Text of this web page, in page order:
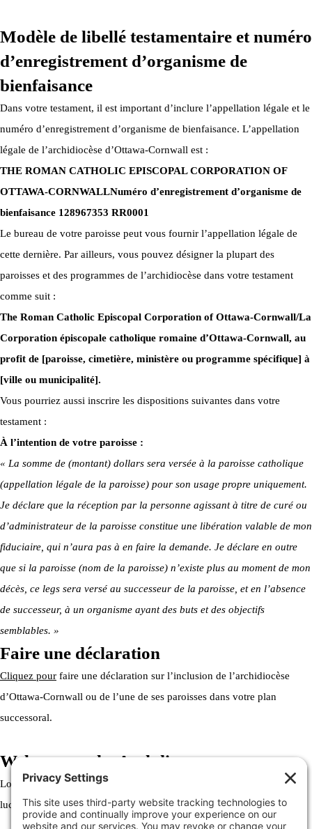
Modèle de libellé testamentaire et numéro
d’enregistrement d’organisme de
bienfaisance
Dans votre testament, il est important d’inclure l’appellation légale et le
numéro d’enregistrement d’organisme de bienfaisance. L’appellation
légale de l’archidiocèse d’Ottawa-Cornwall est :
THE ROMAN CATHOLIC EPISCOPAL CORPORATION OF
OTTAWA-CORNWALLNuméro d’enregistrement d’organisme de
bienfaisance 128967353 RR0001
Le bureau de votre paroisse peut vous fournir l’appellation légale de
cette dernière. Par ailleurs, vous pouvez désigner la plupart des
paroisses et des programmes de l’archidiocèse dans votre testament
comme suit :
The Roman Catholic Episcopal Corporation of Ottawa-Cornwall/La
Corporation épiscopale catholique romaine d’Ottawa-Cornwall, au
profit de [paroisse, cimetière, ministère ou programme spécifique] à
[ville ou municipalité].
Vous pourriez aussi inscrire les dispositions suivantes dans votre
testament :
À l’intention de votre paroisse :
« La somme de (montant) dollars sera versée à la paroisse catholique
(appellation légale de la paroisse) pour son usage propre uniquement.
Je déclare que la réception par la personne agissant à titre de curé ou
d’administrateur de la paroisse constitue une libération valable de mon
fiduciaire, qui n’aura pas à en faire la demande. Je déclare en outre
que si la paroisse (nom de la paroisse) n’existe plus au moment de mon
décès, ce legs sera versé au successeur de la paroisse, et en l’absence
de successeur, à un organisme ayant des buts et des objectifs
semblables. »
Faire une déclaration
Cliquez pour faire une déclaration sur l’inclusion de l’archidiocèse
d’Ottawa-Cornwall ou de l’une de ses paroisses dans votre plan
successoral.
Welcome to the Archdiocese
Lorem ipsum dolor sit amet, consectetur adipiscing elit. Ut elit tellus,
luctus nec ullamcorper mattis, pulvinar dapibus leo.